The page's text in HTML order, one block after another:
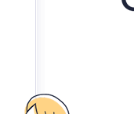
LA PLUME
Journal littéraire